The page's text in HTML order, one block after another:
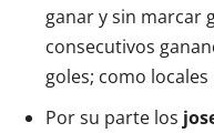
ganar y sin marcar
consecutivos
goles; como
Por su parte los